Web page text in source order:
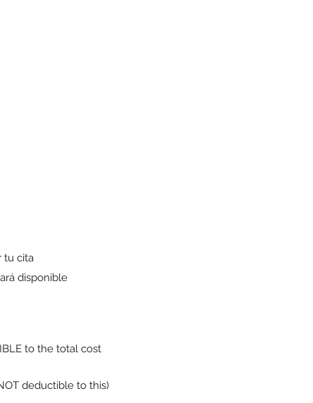
tu cita
disponible
to the total cost
deductible to this)